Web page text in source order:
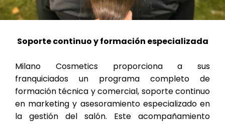
Soporte continuo y formación especializada
Milano Cosmetics proporciona a sus
franquiciados un programa completo de
formación técnica y comercial, soporte continuo
en marketing y asesoramiento especializado en
la gestión del salón. Este acompañamiento